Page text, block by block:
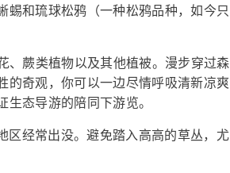
蜴和琉球松鸦（一种松鸦品种，如今只
、蕨类植物以及其他植被。漫步穿过森
的奇观，你可以一边尽情呼吸清新凉爽
态导游的陪同下游览。
区经常出没。避免踏入高高的草丛，尤